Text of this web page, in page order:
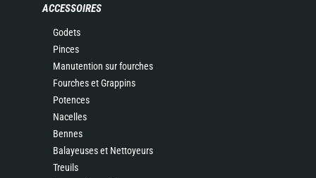
ACCESSOIRES
Godets
Pinces
Manutention sur fourches
Fourches et Grappins
Potences
Nacelles
Bennes
Balayeuses et Nettoyeurs
Treuils